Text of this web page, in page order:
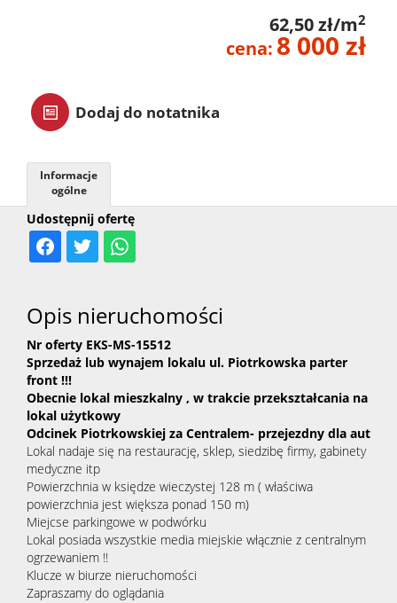
Praca
62,50 zł/m2
cena: 8 000 zł
Dodaj do notatnika
Udostępnij ofertę
Informacje
ogólne
Opis nieruchomości
Nr oferty EKS-MS-15512
Sprzedaż lub wynajem lokalu ul. Piotrkowska parter
front !!!
Obecnie lokal mieszkalny , w trakcie przekształcania na
lokal użytkowy
Odcinek Piotrkowskiej za Centralem- przejezdny dla aut
Lokal nadaje się na restaurację, sklep, siedzibę firmy, gabinety
medyczne itp
Powierzchnia w księdze wieczystej 128 m ( właściwa
powierzchnia jest większa ponad 150 m)
Miejcse parkingowe w podwórku
Lokal posiada wszystkie media miejskie włącznie z centralnym
ogrzewaniem !!
Klucze w biurze nieruchomości
Zapraszamy do oglądania